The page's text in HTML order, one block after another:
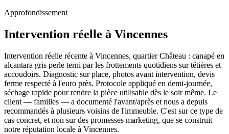
Approfondissement
Intervention réelle à Vincennes
Intervention réelle récente à Vincennes, quartier Château : canapé en
alcantara gris perle terni par les frottements quotidiens sur têtières et
accoudoirs. Diagnostic sur place, photos avant intervention, devis
ferme respecté à l'euro près. Protocole appliqué en demi-journée,
séchage rapide pour rendre la pièce utilisable dès le soir même. Le
client — familles — a documenté l'avant/après et nous a depuis
recommandés à plusieurs voisins de l'immeuble. C'est sur ce type de
cas concret, et non sur des promesses marketing, que se construit
notre réputation locale à Vincennes.